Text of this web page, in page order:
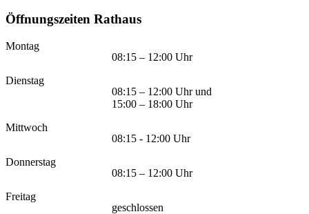
Öffnungszeiten Rathaus
Montag
08:15 – 12:00 Uhr
Dienstag
08:15 – 12:00 Uhr und
15:00 – 18:00 Uhr
Mittwoch
08:15 - 12:00 Uhr
Donnerstag
08:15 – 12:00 Uhr
Freitag
geschlossen